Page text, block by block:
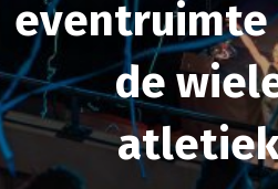
eventruimte
de